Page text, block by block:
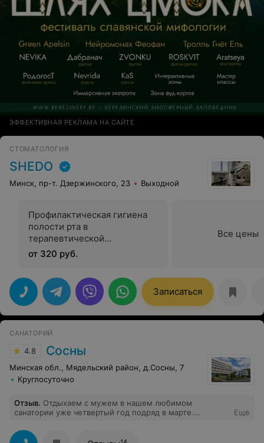
ЭФФЕКТИВНАЯ РЕКЛАМА НА САЙТЕ
СТОМАТОЛОГИЯ
SHEDO
Минск, пр-т. Дзержинского, 23 Выходной
Профилактическая гигиена
полости рта в
терапевтической
стоматологии
от 320 руб.
Все цены
Записаться
САНАТОРИЙ
4.8 Сосны
Минская обл., Мядельский район, д.Сосны, 7
Круглосуточно
Отзыв. Отдыхаем с мужем в нашем любимом
санатории уже четвертый год подряд в марте.
в своей ценовой категории. Все на высшем уровне - и
питание, и номерной фонд, и качество уборки, и
Еще